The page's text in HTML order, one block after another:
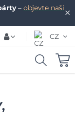
✕
– objevte naši
CZ